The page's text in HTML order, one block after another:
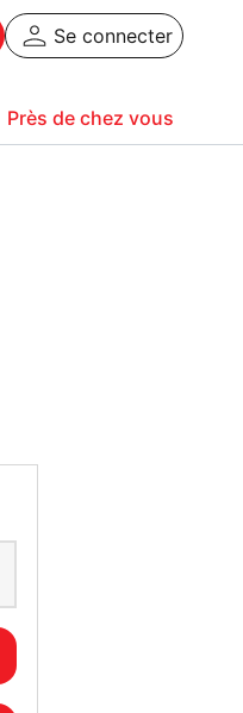
Se connecter
Près de chez vous